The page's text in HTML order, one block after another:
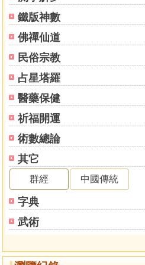
鐵版神數
佛禪仙道
民俗宗教
占星塔羅
醫藥保健
祈福開運
術數總論
其它
群經 中國傳統
字典
武術